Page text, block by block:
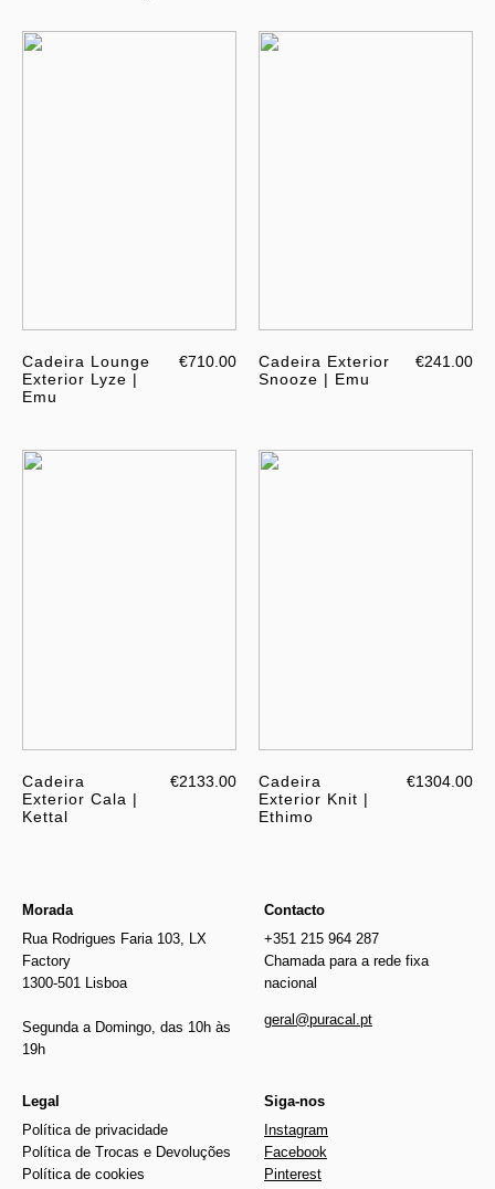
Cadeira Lounge
Exterior Lyze |
Emu
€710.00
Cadeira Exterior
Snooze | Emu
€241.00
Cadeira
Exterior Cala |
Kettal
€2133.00
Cadeira
Exterior Knit |
Ethimo
€1304.00
Morada
Rua Rodrigues Faria 103, LX
Factory
1300-501 Lisboa
Segunda a Domingo, das 10h às
19h
Contacto
+351 215 964 287
Chamada para a rede fixa
nacional
geral@puracal.pt
Legal
Política de privacidade
Política de Trocas e Devoluções
Política de cookies
Siga-nos
Instagram
Facebook
Pinterest